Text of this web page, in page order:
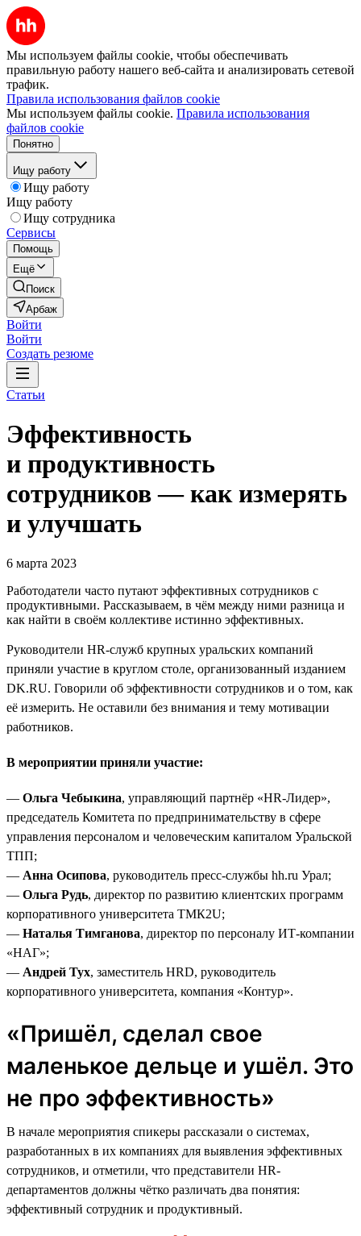
Мы используем файлы cookie, чтобы обеспечивать
правильную работу нашего веб-сайта и анализировать сетевой
трафик.
Правила использования файлов cookie
Мы используем файлы cookie. Правила использования
файлов cookie
Понятно
Ищу работу
Ищу работу
Ищу работу
Ищу сотрудника
Сервисы
Помощь
Ещё
Поиск
Арбаж
Войти
Войти
Создать резюме
Статьи
Эффективность
и продуктивность
сотрудников — как измерять
и улучшать
6 марта 2023
Работодатели часто путают эффективных сотрудников с
продуктивными. Рассказываем, в чём между ними разница и
как найти в своём коллективе истинно эффективных.
Руководители HR-служб крупных уральских компаний
приняли участие в круглом столе, организованный изданием
DK.RU. Говорили об эффективности сотрудников и о том, как
её измерить. Не оставили без внимания и тему мотивации
работников.
В мероприятии приняли участие:
— Ольга Чебыкина, управляющий партнёр «HR-Лидер»,
председатель Комитета по предпринимательству в сфере
управления персоналом и человеческим капиталом Уральской
ТПП;
— Анна Осипова, руководитель пресс-службы hh.ru Урал;
— Ольга Рудь, директор по развитию клиентских программ
корпоративного университета ТМК2U;
— Наталья Тимганова, директор по персоналу ИТ-компании
«НАГ»;
— Андрей Тух, заместитель HRD, руководитель
корпоративного университета, компания «Контур».
«Пришёл, сделал свое
маленькое дельце и ушёл. Это
не про эффективность»
В начале мероприятия спикеры рассказали о системах,
разработанных в их компаниях для выявления эффективных
сотрудников, и отметили, что представители HR-
департаментов должны чётко различать два понятия:
эффективный сотрудник и продуктивный.